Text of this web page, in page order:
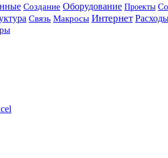
Создание Оборудование Проекты
Связь Макросы Интернет